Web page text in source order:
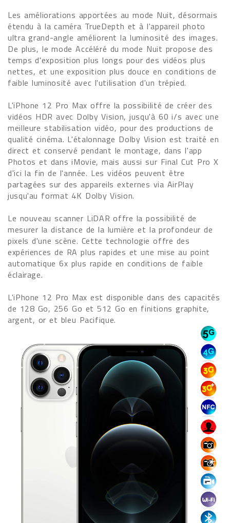
Les améliorations apportées au mode Nuit, désormais
étendu à la caméra TrueDepth et à l'appareil photo
ultra grand-angle améliorent la luminosité des images.
De plus, le mode Accéléré du mode Nuit propose des
temps d'exposition plus longs pour des vidéos plus
nettes, et une exposition plus douce en conditions de
faible luminosité avec l'utilisation d'un trépied.
L'iPhone 12 Pro Max offre la possibilité de créer des
vidéos HDR avec Dolby Vision, jusqu'à 60 i/s avec une
meilleure stabilisation vidéo, pour des productions de
qualité cinéma. L'étalonnage Dolby Vision est traité en
direct et conservé pendant le montage, dans l'app
Photos et dans iMovie, mais aussi sur Final Cut Pro X
d'ici la fin de l'année. Les vidéos peuvent être
partagées sur des appareils externes via AirPlay
jusqu'au format 4K Dolby Vision.
Le nouveau scanner LiDAR offre la possibilité de
mesurer la distance de la lumière et la profondeur de
pixels d'une scène. Cette technologie offre des
expériences de RA plus rapides et une mise au point
automatique 6x plus rapide en conditions de faible
éclairage.
L'iPhone 12 Pro Max est disponible dans des capacités
de 128 Go, 256 Go et 512 Go en finitions graphite,
argent, or et bleu Pacifique.